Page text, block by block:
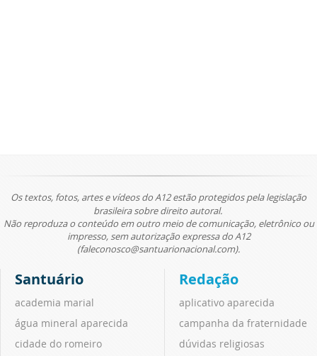
Os textos, fotos, artes e vídeos do A12 estão protegidos pela legislação
brasileira sobre direito autoral.
Não reproduza o conteúdo em outro meio de comunicação, eletrônico ou
impresso, sem autorização expressa do A12
(faleconosco@santuarionacional.com).
Santuário
academia marial
água mineral aparecida
cidade do romeiro
Redação
aplicativo aparecida
campanha da fraternidade
dúvidas religiosas